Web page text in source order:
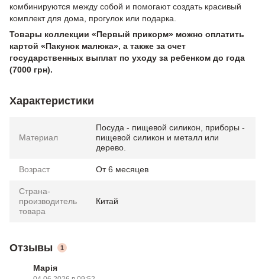
комбинируются между собой и помогают создать красивый
комплект для дома, прогулок или подарка.
Товары коллекции «Первый прикорм» можно оплатить
картой «Пакунок малюка», а также за счет
государственных выплат по уходу за ребенком до года
(7000 грн).
Характеристики
Материал
Посуда - пищевой силикон, приборы -
пищевой силикон и металл или
дерево.
Возраст От 6 месяцев
Страна-
производитель
товара
Китай
Отзывы 1
Марія